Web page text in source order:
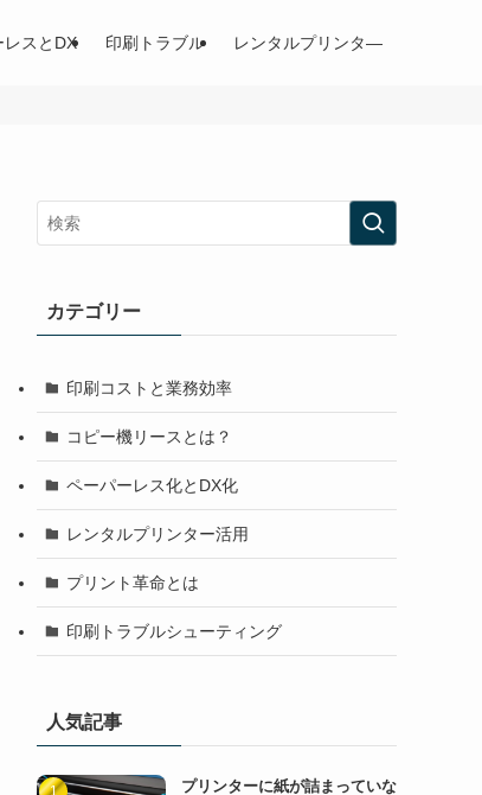
レスとDX 印刷トラブル レンタルプリンタ―
カテゴリー
印刷コストと業務効率
コピー機リースとは？
ペーパーレス化とDX化
レンタルプリンター活用
プリント革命とは
印刷トラブルシューティング
人気記事
プリンターに紙が詰まっていな